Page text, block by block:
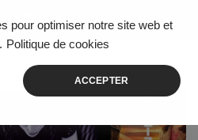
pour optimiser notre site web et
Politique de cookies
ACCEPTER